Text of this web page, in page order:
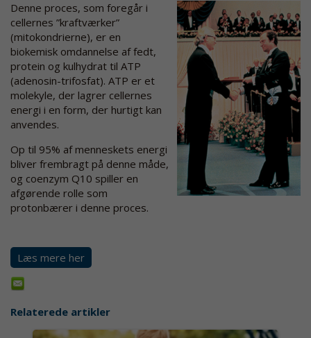
Denne proces, som foregår i
cellernes ”kraftværker”
(mitokondrierne), er en
biokemisk omdannelse af fedt,
protein og kulhydrat til ATP
(adenosin-trifosfat). ATP er et
molekyle, der lagrer cellernes
energi i en form, der hurtigt kan
anvendes.
Op til 95% af menneskets energi
bliver frembragt på denne måde,
og coenzym Q10 spiller en
afgørende rolle som
protonbærer i denne proces.
Læs mere her
Relaterede artikler